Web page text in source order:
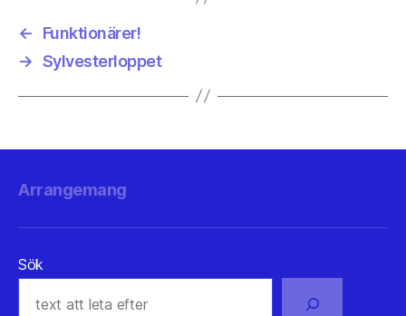
←
Funktionärer!
→ Sylvesterloppet
Arrangemang
Sök